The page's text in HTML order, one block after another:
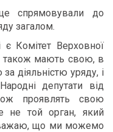
спрямовували до
загалом.
Комітет Верховної
також мають свою, в
діяльністю уряду, і
депутати від
проявлять свою
не той орган, який
що ми можемо